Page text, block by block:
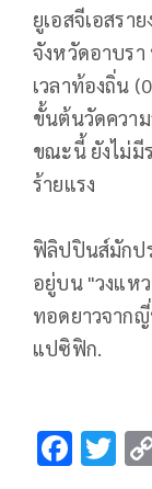
ยูเอสจีเอสรา
จังหวัดอาบรา
เวลาท้องถิ่น
ขั้นต้นวัดควา
ขณะนี้ ยังไม่มี
ร้ายแรง
ฟิลิปปินส์มักป
อยู่บน "วงแห
ทอดยาวจาก
แปซิฟิก.
F T